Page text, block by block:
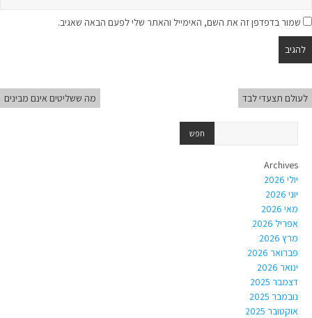
שמור בדפדפן זה את השם, האימייל והאתר שלי לפעם הבאה שאגיב.
לעולם תצעדי לבד מה ששליטים אינם מבינים
Archives
יולי 2026
יוני 2026
מאי 2026
אפריל 2026
מרץ 2026
פברואר 2026
ינואר 2026
דצמבר 2025
נובמבר 2025
אוקטובר 2025